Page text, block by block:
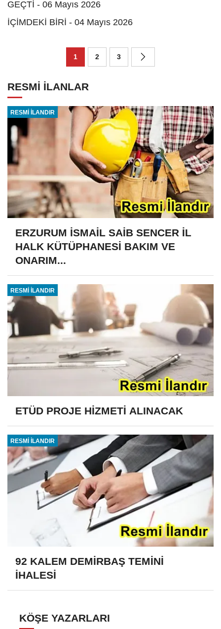
GEÇTİ - 06 Mayıs 2026
İÇİMDEKİ BİRİ - 04 Mayıs 2026
1 2 3
RESMİ İLANLAR
RESMİ İLANDIR
ERZURUM İSMAİL SAİB SENCER İL
HALK KÜTÜPHANESİ BAKIM VE
ONARIM...
RESMİ İLANDIR
ETÜD PROJE HİZMETİ ALINACAK
RESMİ İLANDIR
92 KALEM DEMİRBAŞ TEMİNİ
İHALESİ
KÖŞE YAZARLARI